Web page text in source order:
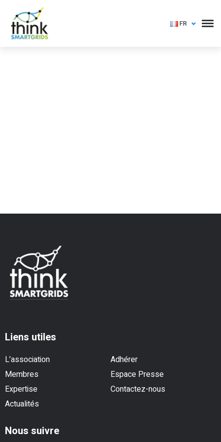
FR
Vous devez vous identifier pour voir cet événement
Liens utiles
L’association
Adhérer
Membres
Espace Presse
Expertise
Contactez-nous
Actualités
Nous suivre